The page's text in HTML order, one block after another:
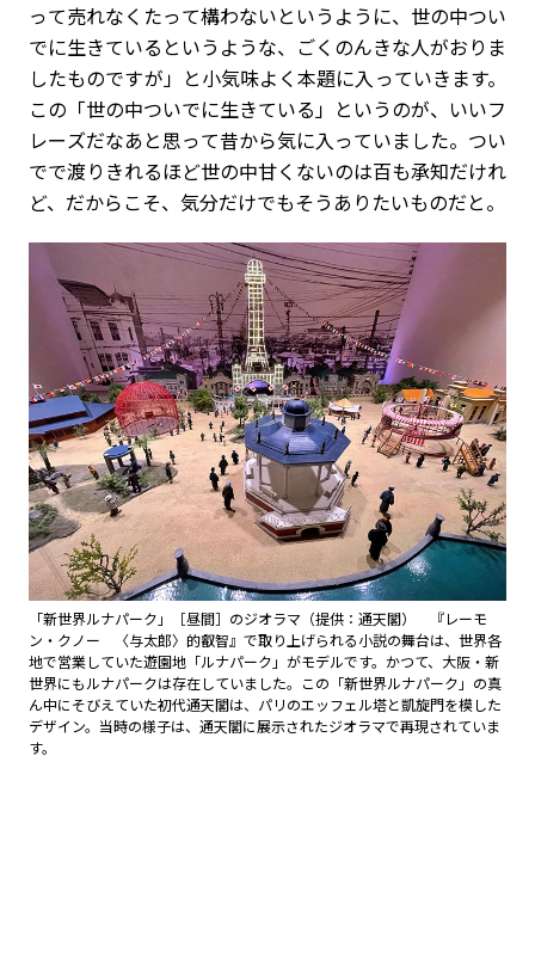
って売れなくたって構わないというように、世の中つい
でに生きているというような、ごくのんきな人がおりま
したものですが」と小気味よく本題に入っていきます。
この「世の中ついでに生きている」というのが、いいフ
レーズだなあと思って昔から気に入っていました。つい
でで渡りきれるほど世の中甘くないのは百も承知だけれ
ど、だからこそ、気分だけでもそうありたいものだと。
「新世界ルナパーク」［昼間］のジオラマ（提供：通天閣） 『レーモ
ン・クノー 〈与太郎〉的叡智』で取り上げられる小説の舞台は、世界各
地で営業していた遊園地「ルナパーク」がモデルです。かつて、大阪・新
世界にもルナパークは存在していました。この「新世界ルナパーク」の真
ん中にそびえていた初代通天閣は、パリのエッフェル塔と凱旋門を模した
デザイン。当時の様子は、通天閣に展示されたジオラマで再現されていま
す。